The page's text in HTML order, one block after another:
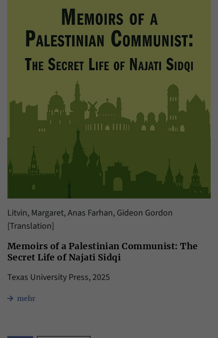
Litvin, Margaret, Anas Farhan, Gideon Gordon
[Translation]
Memoirs of a Palestinian Communist: The
Secret Life of Najati Sidqi
Texas University Press, 2025
mehr